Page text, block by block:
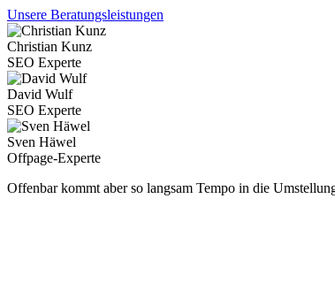
Unsere Beratungsleistungen
Christian Kunz
SEO Experte
David Wulf
SEO Experte
Sven Häwel
Offpage-Experte
Offenbar kommt aber so langsam Tempo in die